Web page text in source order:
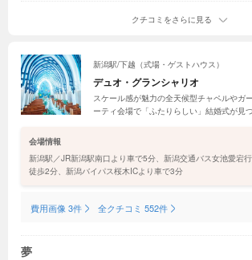
楽しくて、毎月打合せに行くのが楽しみになっていました。ゲ
ら楽しかったからもう1回やってほしいという声もありました！
クチコミをさらに見る
新潟駅/下越（式場・ゲストハウス）
デュオ・グランシャリオ
スケール感が魅力の全天候型チャペルやガ
ーティ会場で「ふたりらしい」結婚式が見
会場情報
新潟駅／JR新潟駅南口より車で5分、新潟交通バス女池愛宕
徒歩2分、新潟バイパス桜木ICより車で3分
費用画像 3件 全クチコミ 552件
夢